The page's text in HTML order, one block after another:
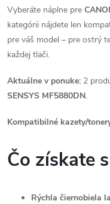
Vyberáte náplne pre
kategórii nájdete len
pre váš model – pre ostrý
každej tlači.
Aktuálne v ponuke: 2
SENSYS MF5880DN.
Kompatibilné kazety/
Čo získate
Rýchla čiernobiela